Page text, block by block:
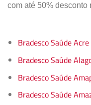
com até 50%
Bradesco Saúde Acre
Bradesco Saúde
Bradesco Saúde
Bradesco Saúde